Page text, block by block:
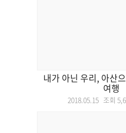
내가 아닌 우리, 아산
여행
2018.05.15 조회